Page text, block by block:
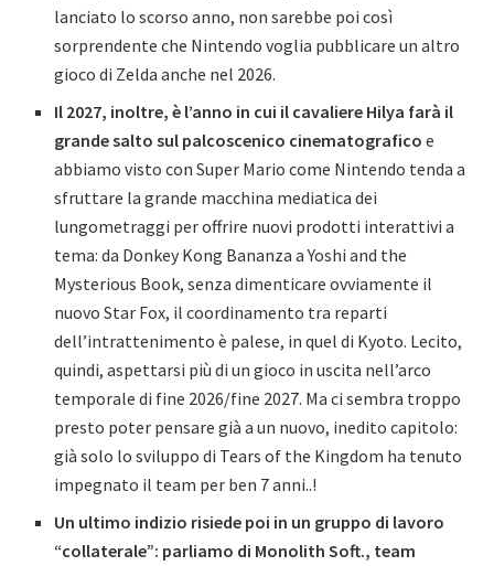
lanciato lo scorso anno, non sarebbe poi così
sorprendente che Nintendo voglia pubblicare un altro
gioco di Zelda anche nel 2026.
Il 2027, inoltre, è l’anno in cui il cavaliere Hilya farà il
grande salto sul palcoscenico cinematografico e
abbiamo visto con Super Mario come Nintendo tenda a
sfruttare la grande macchina mediatica dei
lungometraggi per offrire nuovi prodotti interattivi a
tema: da Donkey Kong Bananza a Yoshi and the
Mysterious Book, senza dimenticare ovviamente il
nuovo Star Fox, il coordinamento tra reparti
dell’intrattenimento è palese, in quel di Kyoto. Lecito,
quindi, aspettarsi più di un gioco in uscita nell’arco
temporale di fine 2026/fine 2027. Ma ci sembra troppo
presto poter pensare già a un nuovo, inedito capitolo:
già solo lo sviluppo di Tears of the Kingdom ha tenuto
impegnato il team per ben 7 anni..!
Un ultimo indizio risiede poi in un gruppo di lavoro
“collaterale”: parliamo di Monolith Soft., team